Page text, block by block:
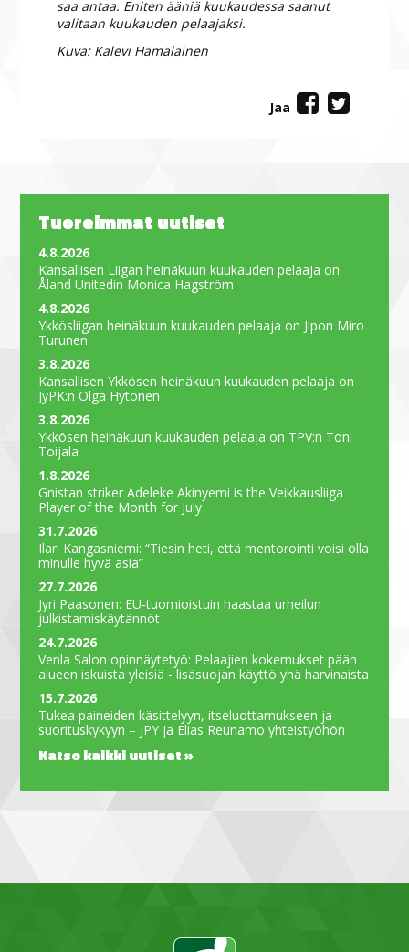
saa antaa. Eniten ääniä kuukaudessa saanut
valitaan kuukauden pelaajaksi.
Kuva: Kalevi Hämäläinen
Jaa
Tuoreimmat uutiset
4.8.2026
Kansallisen Liigan heinäkuun kuukauden pelaaja on
Åland Unitedin Monica Hagström
4.8.2026
Ykkösliigan heinäkuun kuukauden pelaaja on Jipon Miro
Turunen
3.8.2026
Kansallisen Ykkösen heinäkuun kuukauden pelaaja on
JyPK:n Olga Hytönen
3.8.2026
Ykkösen heinäkuun kuukauden pelaaja on TPV:n Toni
Toijala
1.8.2026
Gnistan striker Adeleke Akinyemi is the Veikkausliiga
Player of the Month for July
31.7.2026
Ilari Kangasniemi: “Tiesin heti, että mentorointi voisi olla
minulle hyvä asia”
27.7.2026
Jyri Paasonen: EU-tuomioistuin haastaa urheilun
julkistamiskäytännöt
24.7.2026
Venla Salon opinnäytetyö: Pelaajien kokemukset pään
alueen iskuista yleisiä - lisäsuojan käyttö yhä harvinaista
15.7.2026
Tukea paineiden käsittelyyn, itseluottamukseen ja
suorituskykyyn – JPY ja Elias Reunamo yhteistyöhön
Katso kaikki uutiset »